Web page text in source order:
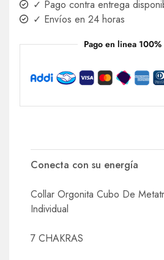
✓ Pago contra entrega
✓ Envíos en 24 horas
Pago en linea
Conecta con su energía
Collar Orgonita Cubo De
Individual
7 CHAKRAS